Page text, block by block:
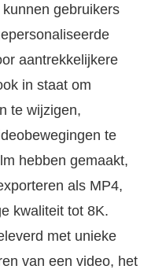
gebruikers
aantrekkelijkere
in staat om
te wijzigen,
te
hebben gemaakt,
als MP4,
kwaliteit tot 8K.
met unieke
van een video, het